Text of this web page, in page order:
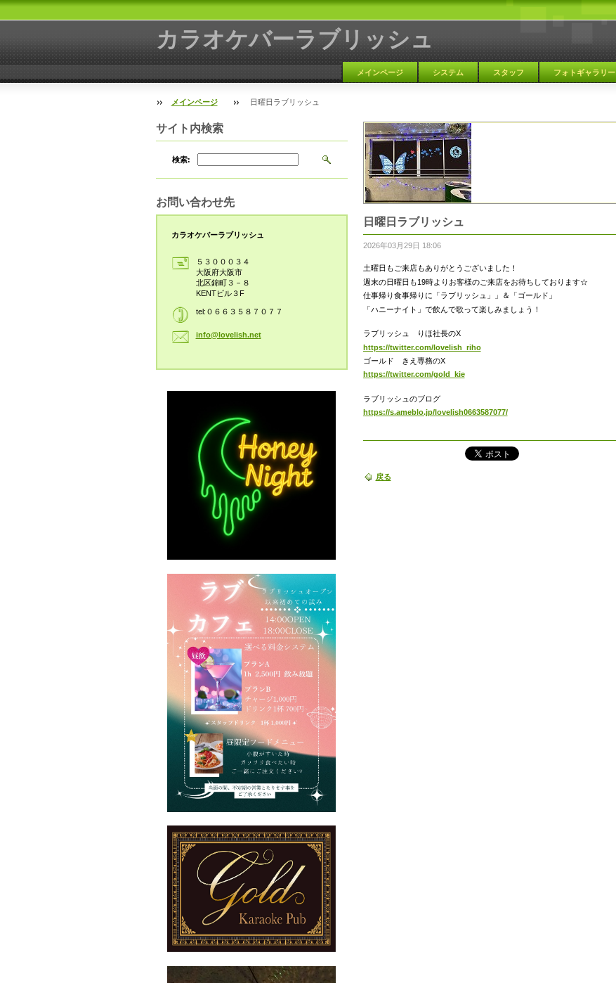
カラオケバーラブリッシュ
メインページ システム スタッフ フォトギャラリー
メインページ 日曜日ラブリッシュ
大阪 天満 カラオケBAR
日曜日ラブリッシュ
2026年03月29日 18:06
土曜日もご来店もありがとうございました！
週末の日曜日も19時よりお客様のご来店をお待ちしております☆
仕事帰り食事帰りに「ラブリッシュ」」＆「ゴールド」
「ハニーナイト」で飲んで歌って楽しみましょう！
ラブリッシュ りほ社長のX
https://twitter.com/lovelish_riho
ゴールド きえ専務のX
https://twitter.com/gold_kie
ラブリッシュのブログ
https://s.ameblo.jp/lovelish0663587077/
戻る
サイト内検索
検索:
お問い合わせ先
カラオケバーラブリッシュ
５３０００３４
大阪府大阪市
北区錦町３－８
KENTビル３F
tel:０６６３５８７０７７
info@lovelish.net